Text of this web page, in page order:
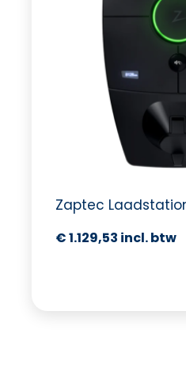
Zaptec
€1.129,53